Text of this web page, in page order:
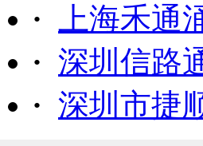
·
上海禾通
· 深圳信路
· 深圳市捷